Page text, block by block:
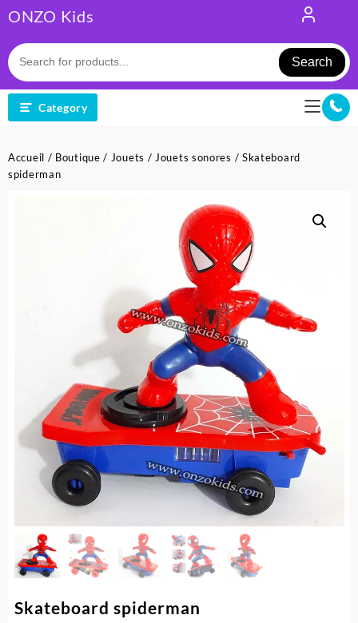
to
content
ONZO Kids
Search
Category
Accueil / Boutique / Jouets / Jouets sonores / Skateboard
spiderman
Skateboard spiderman